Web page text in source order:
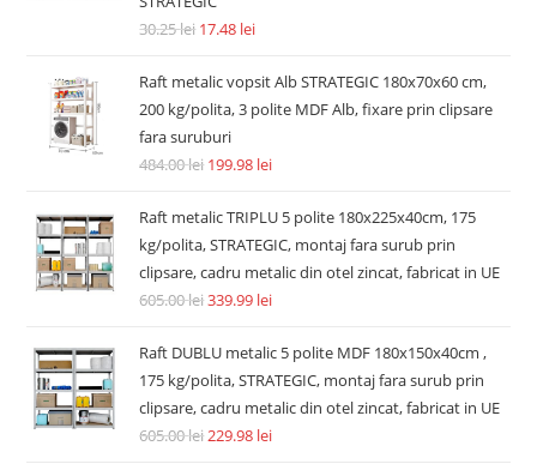
30.25lei 17.48 lei
Raft metalic vopsit Alb STRATEGIC 180x70x60 cm,
200 kg/polita, 3 polite MDF Alb, fixare prin clipsare
fara suruburi
484.00lei 199.98 lei
Raft metalic TRIPLU 5 polite 180x225x40cm, 175
kg/polita, STRATEGIC, montaj fara surub prin
clipsare, cadru metalic din otel zincat, fabricat in UE
605.00lei339.99 lei
Raft DUBLU metalic 5 polite MDF 180x150x40cm ,
175 kg/polita, STRATEGIC, montaj fara surub prin
clipsare, cadru metalic din otel zincat, fabricat in UE
605.00lei229.98 lei